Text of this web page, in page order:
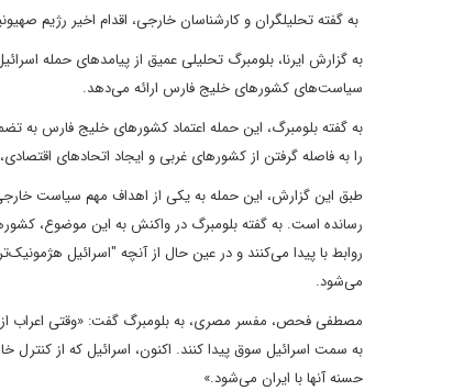
به گفته تحلیلگران و کارشناسان خارجی، اقدام اخیر رژیم
به گزارش ایرنا، بلومبرگ تحلیلی عمیق از پیامدهای حمله
سیاست‌های کشورهای خلیج فارس ارائه می‌دهد.
به گفته بلومبرگ، این حمله اعتماد کشورهای خلیج فارس به
را به فاصله گرفتن از کشورهای غربی و ایجاد اتحادهای
طبق این گزارش، این حمله به یکی از اهداف مهم سیاست
رسانده است. به گفته بلومبرگ در واکنش به این موضوع،
روابط با پیدا می‌کنند و در عین حال از آنچه "اسرائیل
می‌شود.
مصطفی فحص، مفسر مصری، به بلومبرگ گفت: «وقتی اعراب از
به سمت اسرائیل سوق پیدا کنند. اکنون، اسرائیل که از
حسنه آنها با ایران می‌شود.»